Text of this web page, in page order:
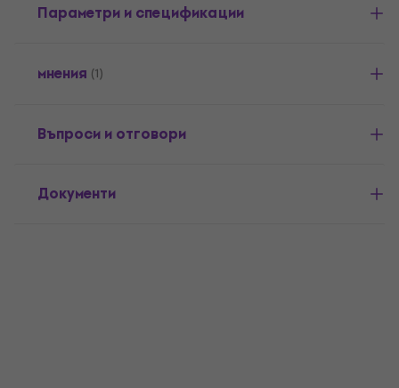
Параметри и спецификации
мнения (1)
Въпроси и отговори
Документи